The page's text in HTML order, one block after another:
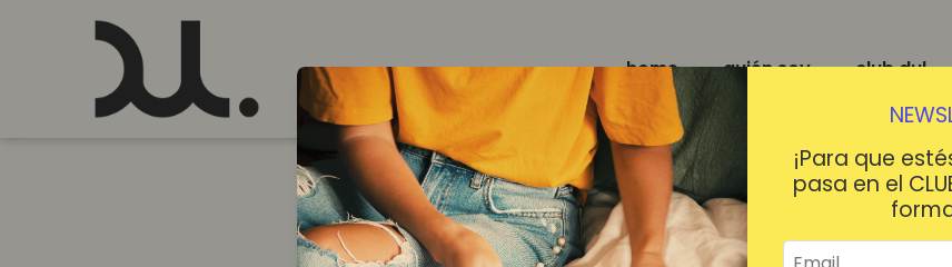
¡Para que
pasa en el
home quién soy club dul